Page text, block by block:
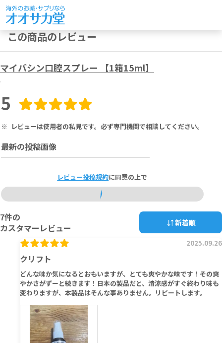
この商品のレビュー
マイバシン口腔スプレー 【1箱15ml】
5
※ レビューは使用者の私見です。必ず専門機関で相談してください。
最新の投稿画像
レビュー投稿規約に同意の上で
7件の
カスタマーレビュー
新着順
クリフト
2025.09.26
どんな味か気になるとおもいますが、とても爽やかな味です！その爽
やかさがずーと続きます！日本の製品だと、清涼感がすぐ終わり味も
変わりますが、本製品はそんな事ありません。リピートします。